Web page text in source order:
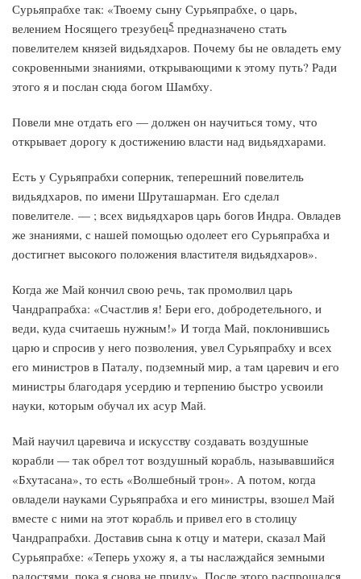
Сурьяпрабхе так: «Твоему сыну Сурьяпрабхе, о царь,
велением Носящего трезубец5 предназначено стать
повелителем князей видьядхаров. Почему бы не овладеть ему
сокровенными знаниями, открывающими к этому путь? Ради
этого я и послан сюда богом Шамбху.
Повели мне отдать его — должен он научиться тому, что
открывает дорогу к достижению власти над видьядхарами.
Есть у Сурьяпрабхи соперник, теперешний повелитель
видьядхаров, по имени Шруташарман. Его сделал
повелителе. — ; всех видьядхаров царь богов Индра. Овладев
же знаниями, с нашей помощью одолеет его Сурьяпрабха и
достигнет высокого положения властителя видьядхаров».
Когда же Май кончил свою речь, так промолвил царь
Чандрапрабха: «Счастлив я! Бери его, добродетельного, и
веди, куда считаешь нужным!» И тогда Май, поклонившись
царю и спросив у него позволения, увел Сурьяпрабху и всех
его министров в Паталу, подземный мир, а там царевич и его
министры благодаря усердию и терпению быстро усвоили
науки, которым обучал их асур Май.
Май научил царевича и искусству создавать воздушные
корабли — так обрел тот воздушный корабль, называвшийся
«Бхутасана», то есть «Волшебный трон». А потом, когда
овладели науками Сурьяпрабха и его министры, взошел Май
вместе с ними на этот корабль и привел его в столицу
Чандрапрабхи. Доставив сына к отцу и матери, сказал Май
Сурьяпрабхе: «Теперь ухожу я, а ты наслаждайся земными
радостями, пока я снова не приду». После этого распрощался